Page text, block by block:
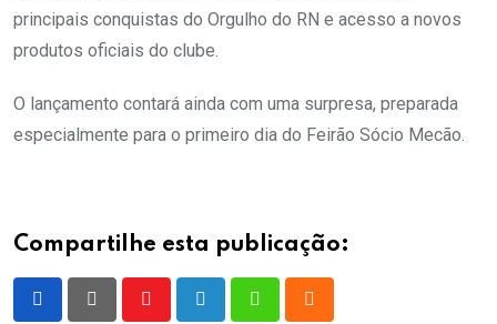
principais conquistas do Orgulho do RN e acesso a novos
produtos oficiais do clube.
O lançamento contará ainda com uma surpresa, preparada
especialmente para o primeiro dia do Feirão Sócio Mecão.
Compartilhe esta publicação: